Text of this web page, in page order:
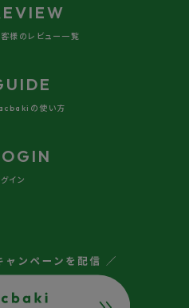
さらに知りたい方
はどうやって選んでる？
様のレビュー一覧
の使い方
イン